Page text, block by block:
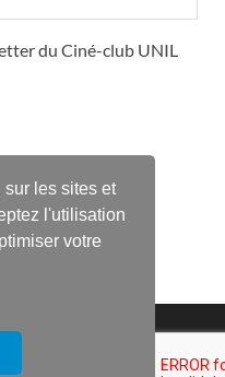
sur les sites et
l'utilisation
votre
du Ciné-club UNIL
culturelle à but non